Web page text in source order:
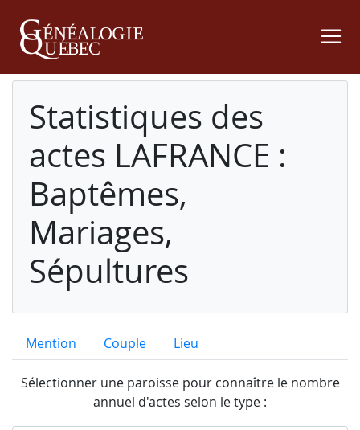
Statistiques des
actes LAFRANCE :
Baptêmes,
Mariages,
Sépultures
Mention Couple Lieu
Sélectionner une paroisse pour connaître le nombre
annuel d'actes selon le type :